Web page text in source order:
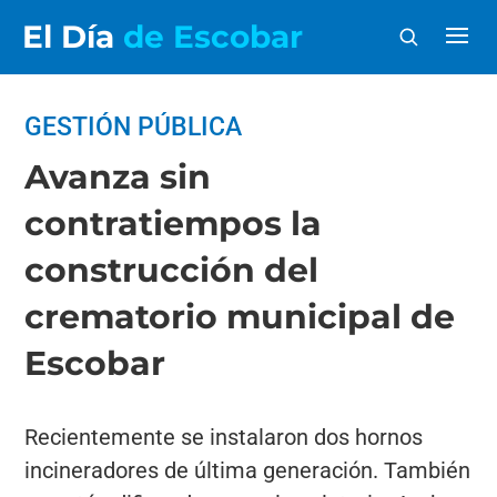
El Día de Escobar
GESTIÓN PÚBLICA
Avanza sin
contratiempos la
construcción del
crematorio municipal de
Escobar
Recientemente se instalaron dos hornos
incineradores de última generación. También